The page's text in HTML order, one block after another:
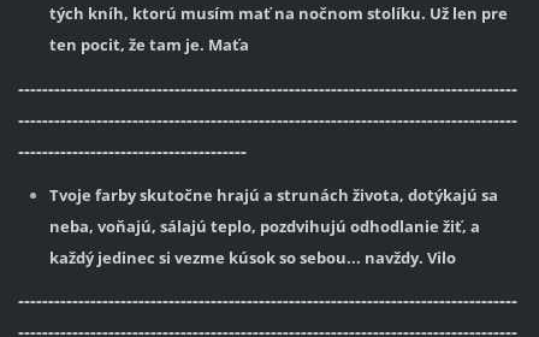
tých kníh, ktorú musím mať na nočnom stolíku. Už len pre
ten pocit, že tam je. Maťa
-----------------------------------------------------------------------------------
-----------------------------------------------------------------------------------
--------------------------------------
Tvoje farby skutočne hrajú a strunách života, dotýkajú sa
neba, voňajú, sálajú teplo, pozdvihujú odhodlanie žiť, a
každý jedinec si vezme kúsok so sebou... navždy. Vilo
-----------------------------------------------------------------------------------
-----------------------------------------------------------------------------------